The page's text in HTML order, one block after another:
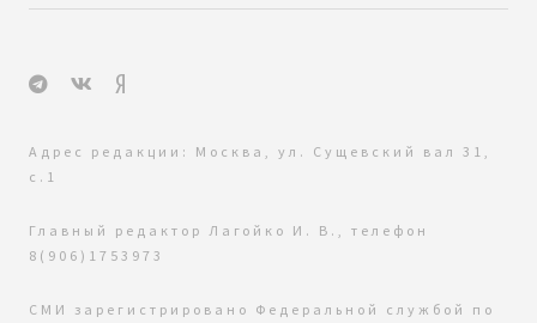
Адрес редакции: Москва, ул. Сущевский вал 31,
с.1
Главный редактор Лагойко И. В., телефон
8(906)1753973
СМИ зарегистрировано Федеральной службой по